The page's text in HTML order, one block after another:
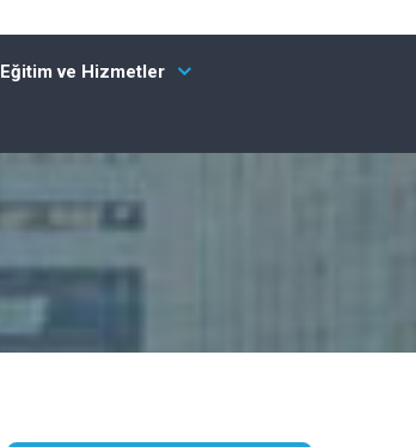
Eğitim ve Hizmetler